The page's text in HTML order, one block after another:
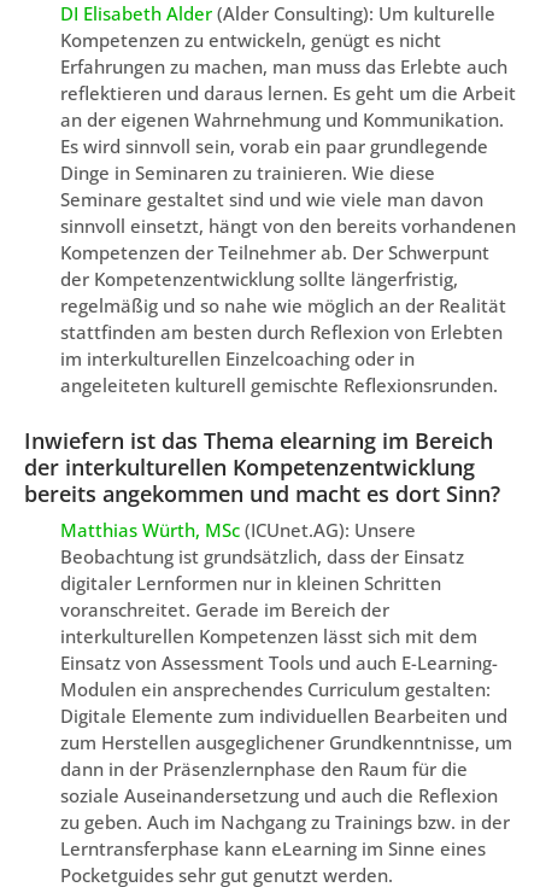
DI Elisabeth Alder (Alder Consulting): Um kulturelle
Kompetenzen zu entwickeln, genügt es nicht
Erfahrungen zu machen, man muss das Erlebte auch
reflektieren und daraus lernen. Es geht um die Arbeit
an der eigenen Wahrnehmung und Kommunikation.
Es wird sinnvoll sein, vorab ein paar grundlegende
Dinge in Seminaren zu trainieren. Wie diese
Seminare gestaltet sind und wie viele man davon
sinnvoll einsetzt, hängt von den bereits vorhandenen
Kompetenzen der Teilnehmer ab. Der Schwerpunt
der Kompetenzentwicklung sollte längerfristig,
regelmäßig und so nahe wie möglich an der Realität
stattfinden am besten durch Reflexion von Erlebten
im interkulturellen Einzelcoaching oder in
angeleiteten kulturell gemischte Reflexionsrunden.
Inwiefern ist das Thema elearning im Bereich
der interkulturellen Kompetenzentwicklung
bereits angekommen und macht es dort Sinn?
Matthias Würth, MSc (ICUnet.AG): Unsere
Beobachtung ist grundsätzlich, dass der Einsatz
digitaler Lernformen nur in kleinen Schritten
voranschreitet. Gerade im Bereich der
interkulturellen Kompetenzen lässt sich mit dem
Einsatz von Assessment Tools und auch E-Learning-
Modulen ein ansprechendes Curriculum gestalten:
Digitale Elemente zum individuellen Bearbeiten und
zum Herstellen ausgeglichener Grundkenntnisse, um
dann in der Präsenzlernphase den Raum für die
soziale Auseinandersetzung und auch die Reflexion
zu geben. Auch im Nachgang zu Trainings bzw. in der
Lerntransferphase kann eLearning im Sinne eines
Pocketguides sehr gut genutzt werden.